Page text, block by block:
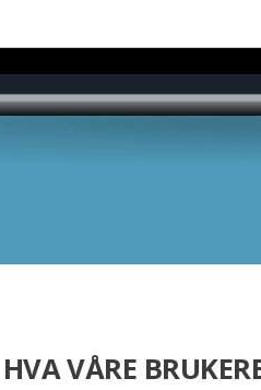
HVA VÅRE